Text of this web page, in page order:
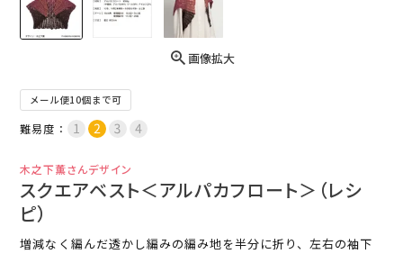
画像拡大
メール便10個まで可
難易度：
木之下薫さんデザイン
スクエアベスト＜アルパカフロート＞（レシ
ピ）
増減なく編んだ透かし編みの編み地を半分に折り、左右の袖下